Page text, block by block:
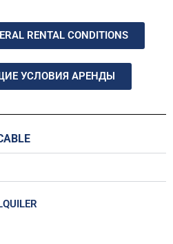
RENTAL CONDITIONS
УСЛОВИЯ АРЕНДЫ